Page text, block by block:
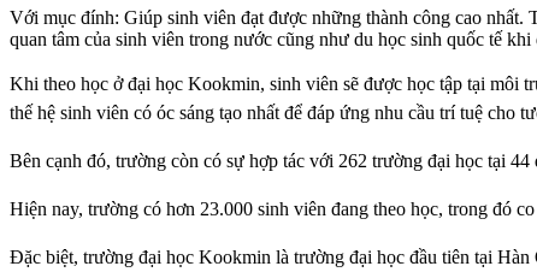
Với mục đính: Giúp sinh viên đạt được những thành công cao nhất.
quan tâm của sinh viên trong nước cũng như du học sinh quốc tế khi
Khi theo học ở đại học Kookmin, sinh viên sẽ được học tập tại môi
thế hệ sinh viên có óc sáng tạo nhất để đáp ứng nhu cầu trí tuệ cho
Bên cạnh đó, trường còn có sự hợp tác với 262 trường đại học tại
Hiện nay, trường có hơn 23.000 sinh viên đang theo học, trong đó
Đặc biệt, trường đại học Kookmin là trường đại học đầu tiên tại Hàn